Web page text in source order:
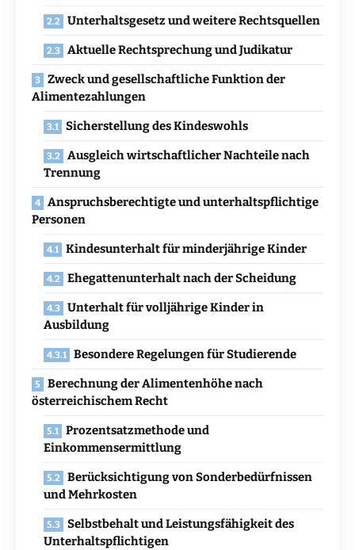
Unterhaltsgesetz und weitere Rechtsquellen
Aktuelle Rechtsprechung und Judikatur
Zweck und gesellschaftliche Funktion der
Alimentezahlungen
Sicherstellung des Kindeswohls
Ausgleich wirtschaftlicher Nachteile nach
Trennung
Anspruchsberechtigte und unterhaltspflichtige
Personen
Kindesunterhalt für minderjährige Kinder
Ehegattenunterhalt nach der Scheidung
Unterhalt für volljährige Kinder in
Ausbildung
Besondere Regelungen für Studierende
Berechnung der Alimentenhöhe nach
österreichischem Recht
Prozentsatzmethode und
Einkommensermittlung
Berücksichtigung von Sonderbedürfnissen
und Mehrkosten
Selbstbehalt und Leistungsfähigkeit des
Unterhaltspflichtigen